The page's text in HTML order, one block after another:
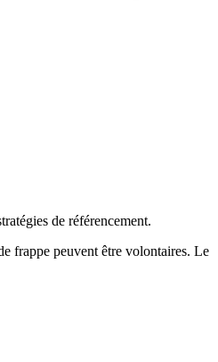
de référencement.
frappe peuvent être volontaires. Le